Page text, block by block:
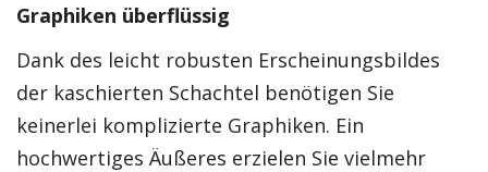
Graphiken überflüssig
Dank des leicht robusten Erscheinungsbildes
der kaschierten Schachtel benötigen Sie
keinerlei komplizierte Graphiken. Ein
hochwertiges Äußeres erzielen Sie vielmehr